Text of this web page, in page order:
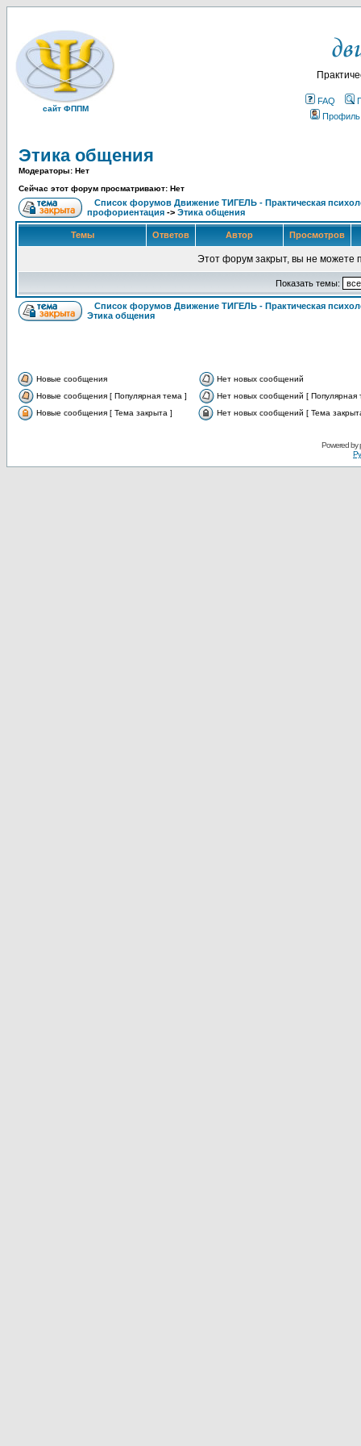
сайт ФППМ
FAQ
Профиль
Этика общения
Модераторы: Нет
Сейчас этот форум просматривают: Нет
Список форумов Движение ТИГЕЛЬ - Практическая
профориентация -> Этика общения
Темы Ответов Автор Просмотров
Этот форум закрыт, вы не можете
Показать темы:
Список форумов Движение ТИГЕЛЬ - Практическая
Этика общения
Новые сообщения
Нет новых сообщений
Новые сообщения [ Популярная тема ]
Нет новых сообщений [ Популярная
Новые сообщения [ Тема закрыта ]
Нет новых сообщений [ Тема
Powered by